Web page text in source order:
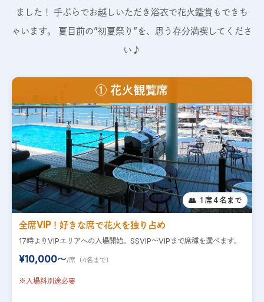
ました！ 手ぶらでお越しいただき浴衣で花火鑑賞もできち
ゃいます。 夏目前の”初夏祭り”を、思う存分満喫してくださ
い♪
① 花火観覧席
👥 １席４名まで
全席VIP！好きな席で花火を独り占め
17時よりVIPエリアへの入場開始。SSVIP〜VIPまで席種を選べます。
¥10,000〜/席（4名まで）
※入場料別途必要